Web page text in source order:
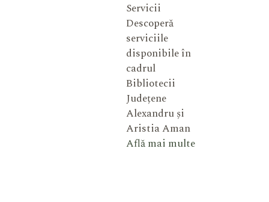
Servicii
Descoperă
serviciile
disponibile în
cadrul
Bibliotecii
Județene
Alexandru și
Aristia Aman
Află mai multe